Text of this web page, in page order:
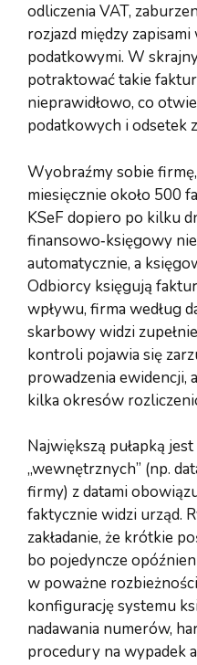
odliczenia VAT,
rozjazd między
podatkowymi. W
potraktować takie
nieprawidłowo, co
podatkowych i odsetek
Wyobraźmy sobie
miesięcznie około 500
KSeF dopiero po kilku
finansowo‑księgowy
automatycznie, a
Odbiorcy księgują
wpływu, firma według
skarbowy widzi
kontroli pojawia się
prowadzenia ewidencji,
kilka okresów
Największą pułapką
„wewnętrznych” (np.
firmy) z datami
faktycznie widzi urząd.
zakładanie, że krótkie
bo pojedyncze
w poważne
konfigurację systemu
nadawania numerów,
procedury na wypadek